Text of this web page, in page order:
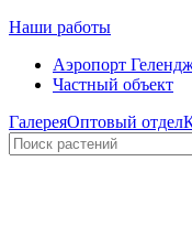
Наши работы
Аэропорт
Частный объект
ГалереяОптовый отдел